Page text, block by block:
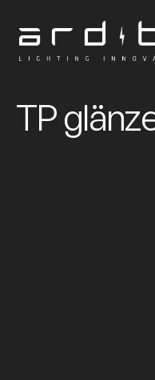
Inhalt
springen
TP